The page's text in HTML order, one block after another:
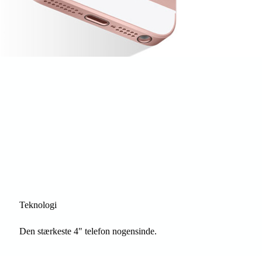
Teknologi
Den stærkeste 4" telefon nogensinde.